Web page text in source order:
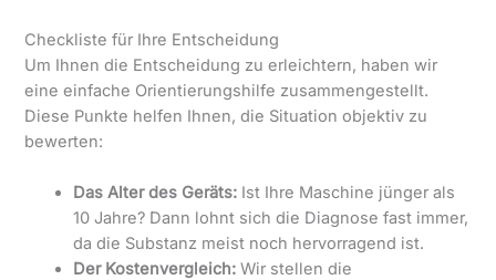
Checkliste für Ihre Entscheidung
Um Ihnen die Entscheidung zu erleichtern, haben wir
eine einfache Orientierungshilfe zusammengestellt.
Diese Punkte helfen Ihnen, die Situation objektiv zu
bewerten:
Das Alter des Geräts: Ist Ihre Maschine jünger als
10 Jahre? Dann lohnt sich die Diagnose fast immer,
da die Substanz meist noch hervorragend ist.
Der Kostenvergleich: Wir stellen die